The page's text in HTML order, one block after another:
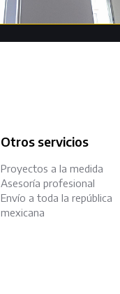
Otros servicios
Proyectos a la medida
Asesoría profesional
Envío a toda la república
mexicana